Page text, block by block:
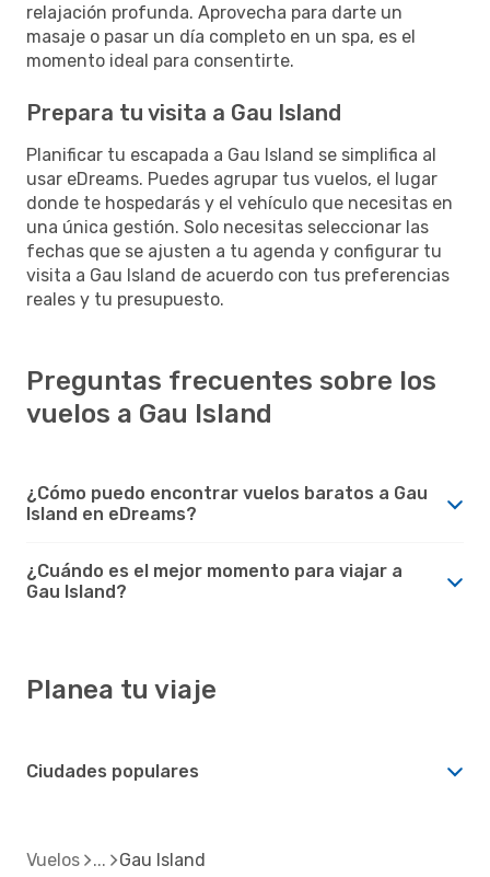
relajación profunda. Aprovecha para darte un
masaje o pasar un día completo en un spa, es el
momento ideal para consentirte.
Prepara tu visita a Gau Island
Planificar tu escapada a Gau Island se simplifica al
usar eDreams. Puedes agrupar tus vuelos, el lugar
donde te hospedarás y el vehículo que necesitas en
una única gestión. Solo necesitas seleccionar las
fechas que se ajusten a tu agenda y configurar tu
visita a Gau Island de acuerdo con tus preferencias
reales y tu presupuesto.
Preguntas frecuentes sobre los
vuelos a Gau Island
¿Cómo puedo encontrar vuelos baratos a Gau
Island en eDreams?
¿Cuándo es el mejor momento para viajar a
Gau Island?
Planea tu viaje
Ciudades populares
Vuelos Gau Island